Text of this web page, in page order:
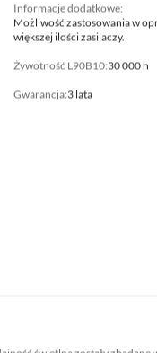
Informacje dodatkowe:
Możliwość zastosowania w
większej ilości zasilaczy.
Żywotność L90B10:30 000 h
Gwarancja:3 lata